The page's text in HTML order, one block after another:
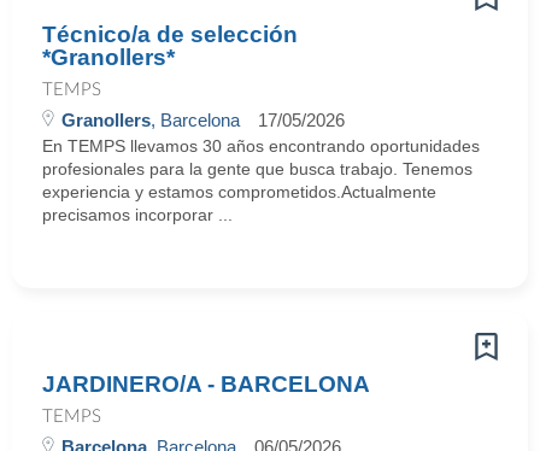
Técnico/a de selección
*Granollers*
TEMPS
Granollers, Barcelona 17/05/2026
En TEMPS llevamos 30 años encontrando oportunidades
profesionales para la gente que busca trabajo. Tenemos
experiencia y estamos comprometidos.Actualmente
precisamos incorporar ...
JARDINERO/A - BARCELONA
TEMPS
Barcelona, Barcelona 06/05/2026